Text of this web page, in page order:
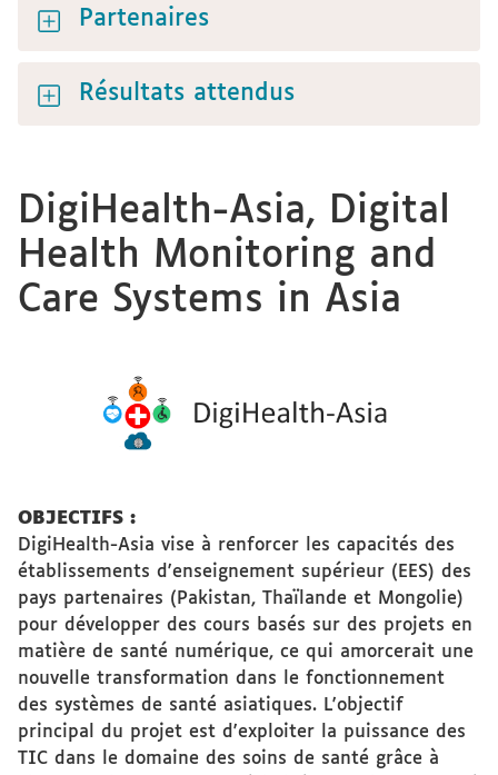
Partenaires
Résultats attendus
DigiHealth-Asia, Digital
Health Monitoring and
Care Systems in Asia
OBJECTIFS :
DigiHealth-Asia vise à renforcer les capacités des
établissements d'enseignement supérieur (EES) des
pays partenaires (Pakistan, Thaïlande et Mongolie)
pour développer des cours basés sur des projets en
matière de santé numérique, ce qui amorcerait une
nouvelle transformation dans le fonctionnement
des systèmes de santé asiatiques. L'objectif
principal du projet est d'exploiter la puissance des
TIC dans le domaine des soins de santé grâce à